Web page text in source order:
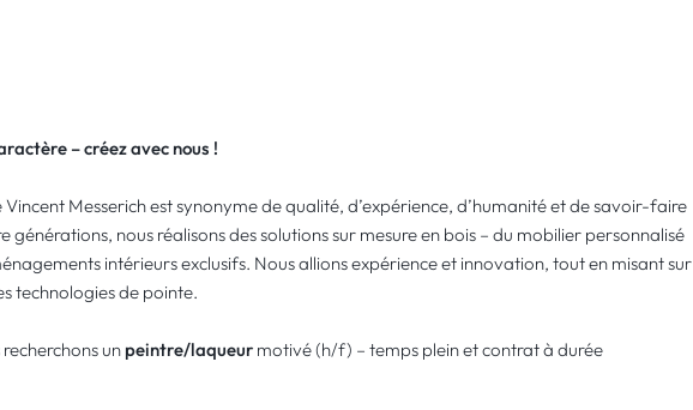
– créez avec nous !
Vincent Messerich est synonyme de qualité, d’expérience, d’humanité et de savoir-faire
nous réalisons des solutions sur mesure en bois – du mobilier personnalisé
intérieurs exclusifs. Nous allions expérience et innovation, tout en misant sur
technologies de pointe.
un peintre/laqueur motivé (h/f) – temps plein et contrat à durée